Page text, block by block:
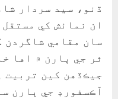
ڏنو، سيد سردار
ان نمائش کي
سان مقامي شاگردن
ٿر جي ٻارن ۾ اها
جيڪڏهن کين تربيت
آڪسفورڊ جي ٻارن